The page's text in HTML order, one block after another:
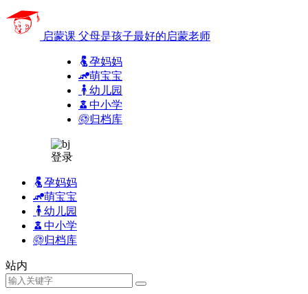
启蒙课 父母是孩子最好的启蒙老师
孕妈妈
萌宝宝
幼儿园
中小学
归档库
登录
孕妈妈
萌宝宝
幼儿园
中小学
归档库
站内